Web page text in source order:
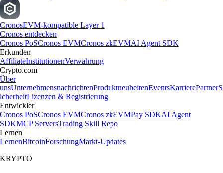
CronosEVM-kompatible Layer 1
Cronos entdecken
Cronos PoSCronos EVMCronos zkEVMAI Agent SDK
Erkunden
AffiliateInstitutionenVerwahrung
Crypto.com
Über
unsUnternehmensnachrichtenProduktneuheitenEventsKarrierePartnerS
icherheitLizenzen & Registrierung
Entwickler
Cronos PoSCronos EVMCronos zkEVMPay SDKAI Agent
SDKMCP ServersTrading Skill Repo
Lernen
LernenBitcoinForschungMarkt-Updates
KRYPTO